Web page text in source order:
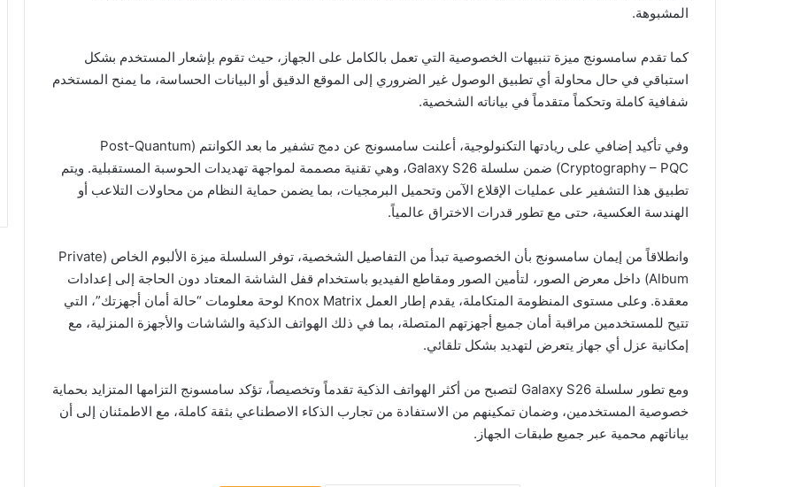
المشبوهة.
كما تقدم سامسونج ميزة تنبيهات الخصوصية التي تعمل بالكامل على الجهاز، حيث تقوم بإشعار المستخدم بشكل
استباقي في حال محاولة أي تطبيق الوصول غير الضروري إلى الموقع الدقيق أو البيانات الحساسة، ما يمنح المستخدم
شفافية كاملة وتحكماً متقدماً في بياناته الشخصية.
وفي تأكيد إضافي على ريادتها التكنولوجية، أعلنت سامسونج عن دمج تشفير ما بعد الكوانتم (Post-Quantum
Cryptography – PQC) ضمن سلسلة Galaxy S26، وهي تقنية مصممة لمواجهة تهديدات الحوسبة المستقبلية. ويتم
تطبيق هذا التشفير على عمليات الإقلاع الآمن وتحميل البرمجيات، بما يضمن حماية النظام من محاولات التلاعب أو
الهندسة العكسية، حتى مع تطور قدرات الاختراق عالمياً.
وانطلاقاً من إيمان سامسونج بأن الخصوصية تبدأ من التفاصيل الشخصية، توفر السلسلة ميزة الألبوم الخاص (Private
Album) داخل معرض الصور، لتأمين الصور ومقاطع الفيديو باستخدام قفل الشاشة المعتاد دون الحاجة إلى إعدادات
معقدة. وعلى مستوى المنظومة المتكاملة، يقدم إطار العمل Knox Matrix لوحة معلومات “حالة أمان أجهزتك”، التي
تتيح للمستخدمين مراقبة أمان جميع أجهزتهم المتصلة، بما في ذلك الهواتف الذكية والشاشات والأجهزة المنزلية، مع
إمكانية عزل أي جهاز يتعرض لتهديد بشكل تلقائي.
ومع تطور سلسلة Galaxy S26 لتصبح من أكثر الهواتف الذكية تقدماً وتخصيصاً، تؤكد سامسونج التزامها المتزايد بحماية
خصوصية المستخدمين، وضمان تمكينهم من الاستفادة من تجارب الذكاء الاصطناعي بثقة كاملة، مع الاطمئنان إلى أن
بياناتهم محمية عبر جميع طبقات الجهاز.